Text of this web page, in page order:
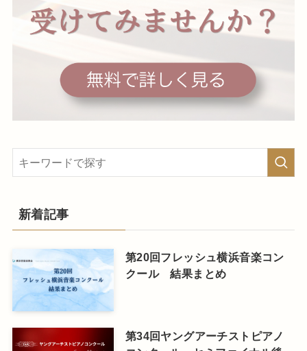
新着記事
第20回フレッシュ横浜音楽コン
クール 結果まとめ
第34回ヤングアーチストピアノ